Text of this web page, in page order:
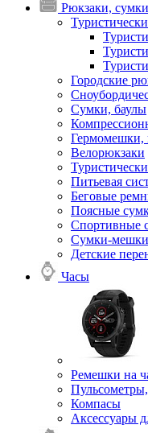
Рюкзаки, сумки
Городские
Сумки, баулы
Гермомешки,
Велорюкзаки
Питьевая
Беговые
Поясные
Спортивные
Сумки-мешки
Детские
Часы
Ремешки на
Компасы
Аксессуары